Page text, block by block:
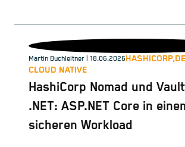
Martin Buchleitner | 18.06.2026HASHICORP,
CLOUD NATIVE
HashiCorp Nomad und
.NET: ASP.NET Core in
sicheren Workload